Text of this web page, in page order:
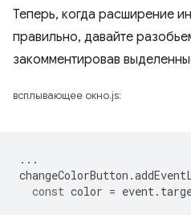
Теперь, когда расширение
правильно, давайте
закомментировав
всплывающее окно.js:
...
changeColorButton .
const color = event.